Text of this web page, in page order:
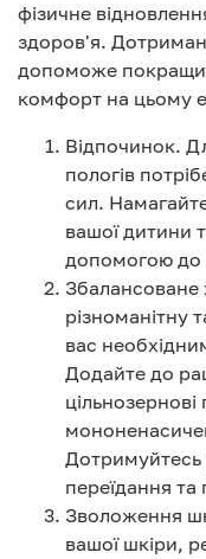
фізичне
здоров'я.
допоможе
комфорт на цьому
Відпочинок.
пологів
сил.
вашої дитини
допомогою до
Збалансоване
різноманітну
вас
Додайте до
переїдання та
Зволоження
вашої шкіри,